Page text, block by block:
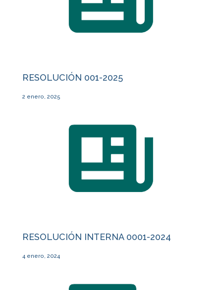
RESOLUCIÓN 001-2025
2 enero, 2025
RESOLUCIÓN INTERNA 0001-2024
4 enero, 2024